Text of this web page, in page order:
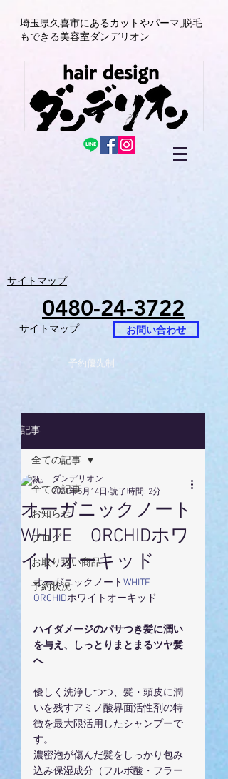
埼玉県久喜市にあるカットやパーマ, 脱毛
もできる美容室ダンデリオン
サイトマップ
0480-24-3722
サイトマップ お問い合わせ
予約優先制
記事
全ての記事
お知らせ
ブログ
お取り扱い商品
予約状況
全ての記事
オーガニックノート
WHITE ORCHIDホワ
イトオーキッド
ダンデリオン
2021年5月14日 読了時間: 2分
オーガニックノートWHITE
ORCHIDホワイトオーキッド
ハイダメージのパサつき髪に潤い
を与え、しっとりまとまるツヤ髪
へ
優しく洗浄しつつ、髪・頭皮に潤
いを残すアミノ酸界面活性剤の特
徴を最大限活用したシャンプーで
す。
濃密泡が傷んだ髪をしっかり包み
込み保湿成分（フルボ酸・フラー